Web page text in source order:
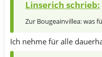
Linserich schrieb:
Zur Bougeainvillea: was
Ich nehme für alle